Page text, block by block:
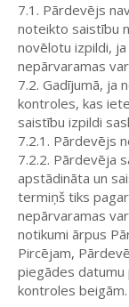
7.1. Pārdevējs
noteikto saistību
novēlotu izpildi,
nepārvaramas
7.2. Gadījumā, ja
kontroles, kas
saistību izpildi
7.2.1. Pārdevējs
7.2.2. Pārdevēja
apstādināta un
termiņš tiks
nepārvaramas
notikumi ārpus
Pircējam,
piegādes datumu
kontroles beigām.